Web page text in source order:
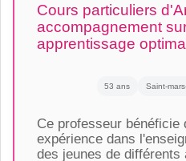
Cours particuliers
accompagnement
apprentissage
53 ans Saint-
Ce professeur bénéficie
expérience dans
des jeunes de différents